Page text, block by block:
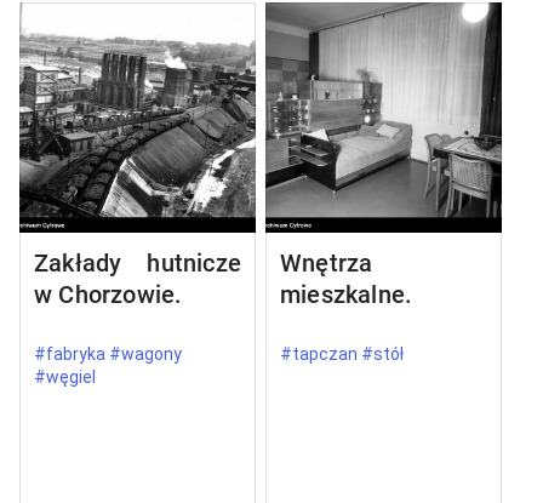
Zakłady hutnicze
w Chorzowie.
#fabryka #wagony
#węgiel
Wnętrza
mieszkalne.
#tapczan #stół